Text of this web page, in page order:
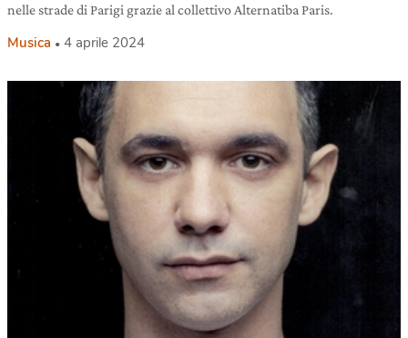
nelle strade di Parigi grazie al collettivo Alternatiba Paris.
Musica 4 aprile 2024